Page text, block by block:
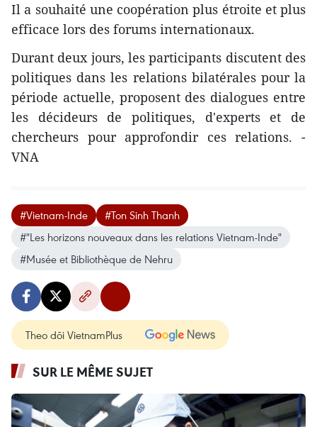
Il a souhaité une coopération plus étroite et plus
efficace lors des forums internationaux.
Durant deux jours, les participants discutent des
politiques dans les relations bilatérales pour la
période actuelle, proposent des dialogues entre
les décideurs de politiques, d'experts et de
chercheurs pour approfondir ces relations. -
VNA
#Vietnam-Inde
#Ton Sinh Thanh
#"Les horizons nouveaux dans les relations Vietnam-Inde"
#Musée et Bibliothèque de Nehru
Theo dõi VietnamPlus
SUR LE MÊME SUJET